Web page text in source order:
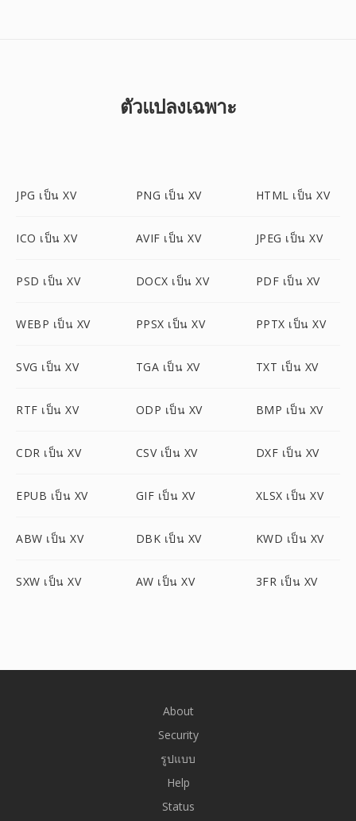
ตัวแปลงเฉพาะ
JPG เป็น XV PNG เป็น XV HTML เป็น XV
ICO เป็น XV AVIF เป็น XV JPEG เป็น XV
PSD เป็น XV DOCX เป็น XV PDF เป็น XV
WEBP เป็น XV PPSX เป็น XV PPTX เป็น XV
SVG เป็น XV TGA เป็น XV TXT เป็น XV
RTF เป็น XV ODP เป็น XV BMP เป็น XV
CDR เป็น XV CSV เป็น XV DXF เป็น XV
EPUB เป็น XV GIF เป็น XV XLSX เป็น XV
ABW เป็น XV DBK เป็น XV KWD เป็น XV
SXW เป็น XV AW เป็น XV 3FR เป็น XV
About
Security
รูปแบบ
Help
Status